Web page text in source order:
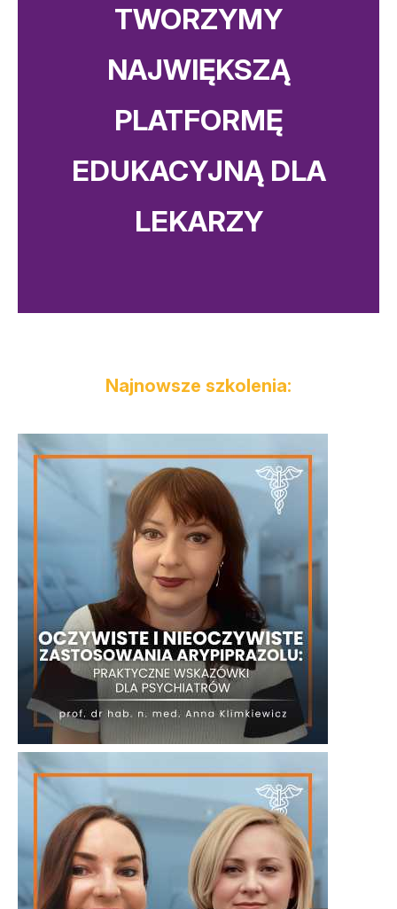
TWORZYMY
NAJWIĘKSZĄ
PLATFORMĘ
EDUKACYJNĄ DLA
LEKARZY
Najnowsze szkolenia: